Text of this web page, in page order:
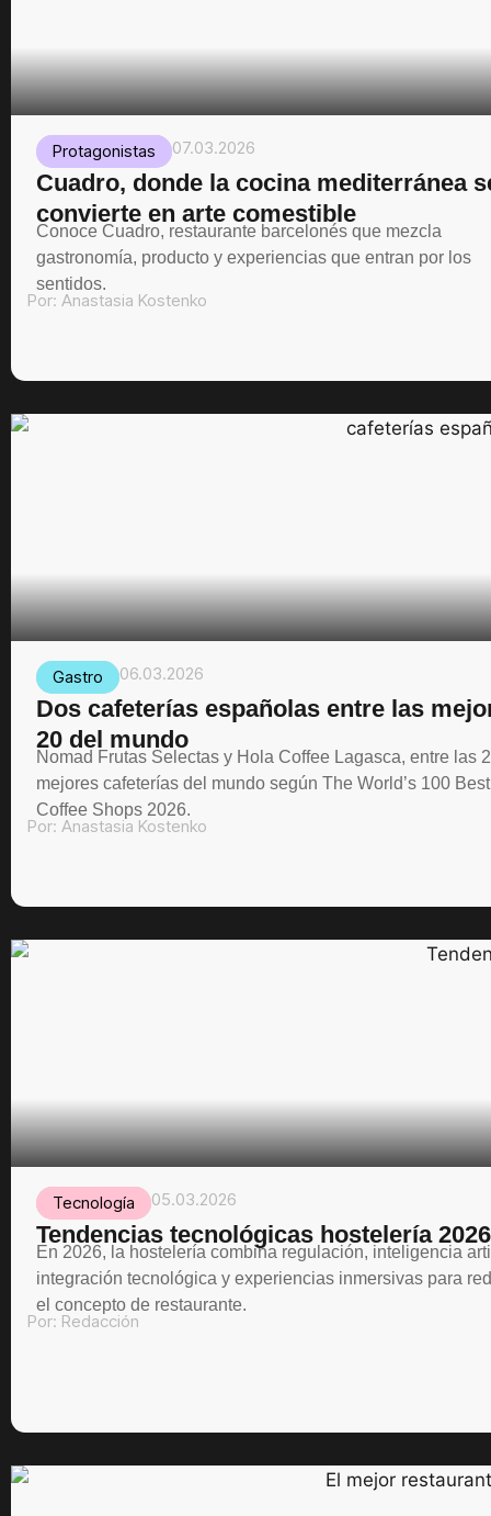
Protagonistas 07.03.2026
Cuadro, donde la cocina mediterránea
convierte en arte comestible
Conoce Cuadro, restaurante barcelonés que mezcla
gastronomía, producto y experiencias que entran por los
sentidos.
Por: Anastasia Kostenko
Gastro 06.03.2026
Dos cafeterías españolas entre las
20 del mundo
Nomad Frutas Selectas y Hola Coffee Lagasca, entre las
mejores cafeterías del mundo según The World’s 100 Best
Coffee Shops 2026.
Por: Anastasia Kostenko
Tecnología 05.03.2026
Tendencias tecnológicas hostelería 2026
En 2026, la hostelería combina regulación, inteligencia
integración tecnológica y experiencias inmersivas para
el concepto de restaurante.
Por: Redacción